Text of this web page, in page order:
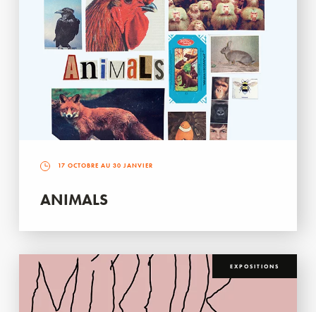
17 OCTOBRE AU 30 JANVIER
ANIMALS
EXPOSITIONS